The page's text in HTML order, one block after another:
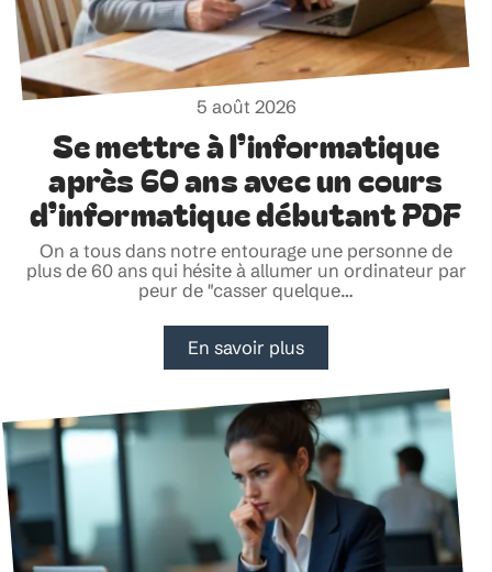
5 août 2026
Se mettre à l’informatique
après 60 ans avec un cours
d’informatique débutant PDF
On a tous dans notre entourage une personne de
plus de 60 ans qui hésite à allumer un ordinateur par
peur de "casser quelque…
En savoir plus